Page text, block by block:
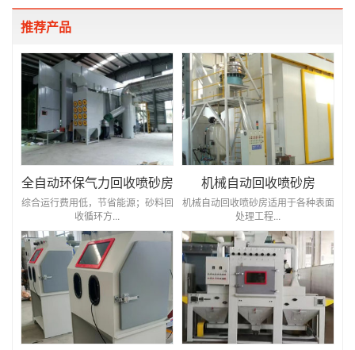
推荐产品
全自动环保气力回收喷砂房
综合运行费用低，节省能源；砂料回
收循环方...
机械自动回收喷砂房
机械自动回收喷砂房适用于各种表面
处理工程...